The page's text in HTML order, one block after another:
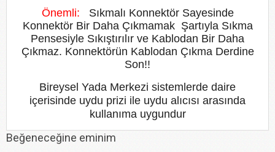
Önemli:
Sıkmalı Konnektör Sayesinde
Konnektör Bir Daha Çıkmamak Şartıyla Sıkma
Pensesiyle Sıkıştırılır ve Kablodan Bir Daha
Çıkmaz. Konnektörün Kablodan Çıkma Derdine
Son!!
Bireysel Yada Merkezi sistemlerde daire
içerisinde uydu prizi ile uydu alıcısı arasında
kullanıma uygundur
Beğeneceğine eminim